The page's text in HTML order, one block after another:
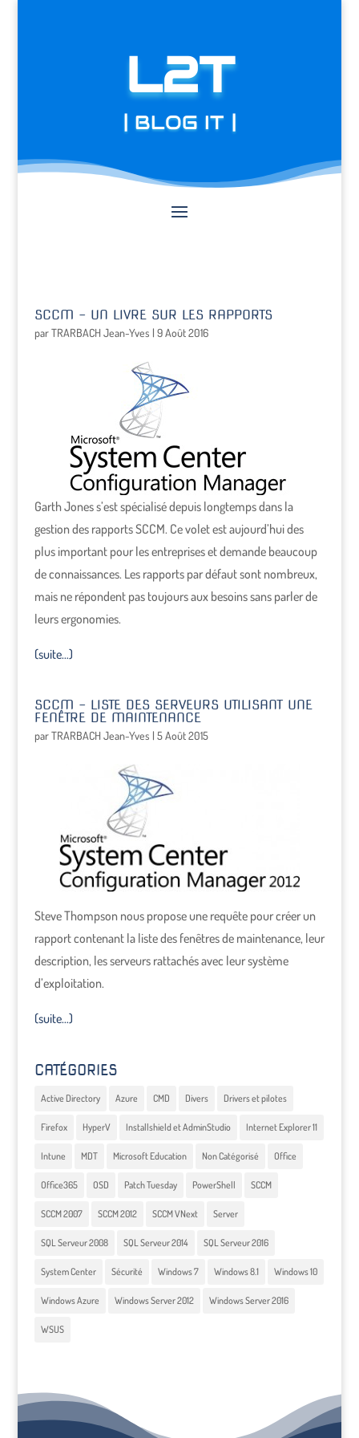
L2T
| BLOG IT |
SCCM – UN LIVRE SUR LES RAPPORTS
parTRARBACH Jean-Yves | 9 Août 2016
Garth Jones s’est spécialisé depuis longtemps dans la
gestion des rapports SCCM. Ce volet est aujourd’hui des
plus important pour les entreprises et demande beaucoup
de connaissances. Les rapports par défaut sont nombreux,
mais ne répondent pas toujours aux besoins sans parler de
leurs ergonomies.
(suite…)
SCCM – LISTE DES SERVEURS UTILISANT UNE
FENÊTRE DE MAINTENANCE
parTRARBACH Jean-Yves | 5 Août 2015
Steve Thompson nous propose une requête pour créer un
rapport contenant la liste des fenêtres de maintenance, leur
description, les serveurs rattachés avec leur système
d’exploitation.
(suite…)
CATÉGORIES
Active Directory Azure CMD Divers Drivers et pilotes
Firefox HyperV Installshield et AdminStudio Internet Explorer 11
Intune MDT Microsoft Education Non Catégorisé Office
Office365 OSD Patch Tuesday PowerShell SCCM
SCCM 2007 SCCM 2012 SCCM VNext Server
SQL Serveur 2008 SQL Serveur 2014 SQL Serveur 2016
System Center Sécurité Windows 7 Windows 8.1 Windows 10
Windows Azure Windows Server 2012 Windows Server 2016
WSUS